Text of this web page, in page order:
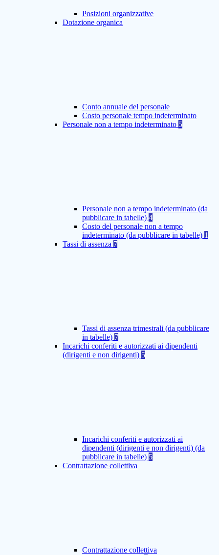
Posizioni organizzative
Dotazione organica
Conto annuale del personale
Costo personale tempo indeterminato
Personale non a tempo indeterminato 5
Personale non a tempo indeterminato (da
pubblicare in tabelle) 4
Costo del personale non a tempo
indeterminato (da pubblicare in tabelle) 1
Tassi di assenza 7
Tassi di assenza trimestrali (da pubblicare
in tabelle) 7
Incarichi conferiti e autorizzati ai dipendenti
(dirigenti e non dirigenti) 5
Incarichi conferiti e autorizzati ai
dipendenti (dirigenti e non dirigenti) (da
pubblicare in tabelle) 5
Contrattazione collettiva
Contrattazione collettiva